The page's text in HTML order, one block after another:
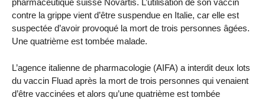
pharmaceutique suisse Novartis. L’utilisation de son vaccin
contre la grippe vient d’être suspendue en Italie, car elle est
suspectée d’avoir provoqué la mort de trois personnes âgées.
Une quatrième est tombée malade.
L’agence italienne de pharmacologie (AIFA) a interdit deux lots
du vaccin Fluad après la mort de trois personnes qui venaient
d’être vaccinées et alors qu’une quatrième est tombée